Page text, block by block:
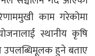
काम गरेकोमा
स्थानीय कृषि
उपलब्धिमूलक हुने बताए